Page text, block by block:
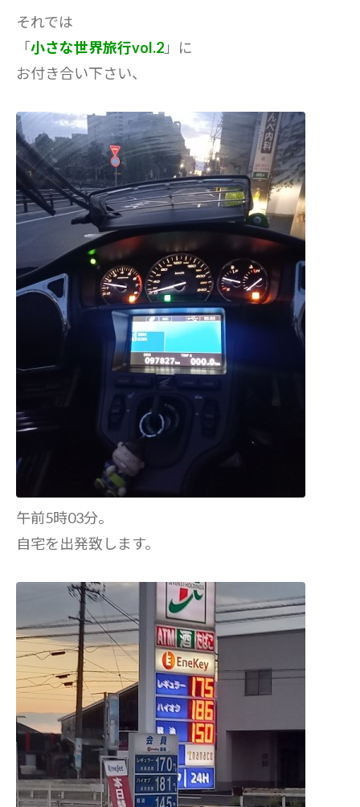
それでは
「小さな世界旅行vol.2 」に
お付き合い下さい、
午前5時03分。
自宅を出発致します。